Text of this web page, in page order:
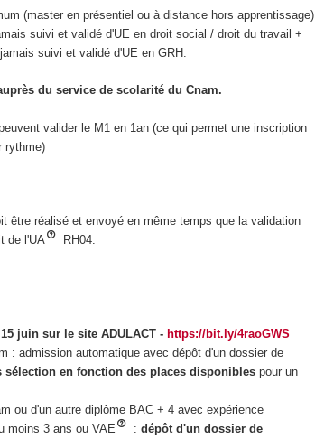
(master en présentiel ou à distance hors apprentissage)
suivi et validé d'UE en droit social / droit du travail +
suivi et validé d'UE en GRH.
du service de scolarité du Cnam.
valider le M1 en 1an (ce qui permet une inscription
rythme)
être réalisé et envoyé en même temps que la validation
de l'UA
RH04.
juin sur le site ADULACT - https://bit.ly/4raoGWS
: admission automatique avec dépôt d'un dossier de
sélection en fonction des places disponibles pour un
ou d'un autre diplôme BAC + 4 avec expérience
moins 3 ans ou VAE
: dépôt d'un dossier de